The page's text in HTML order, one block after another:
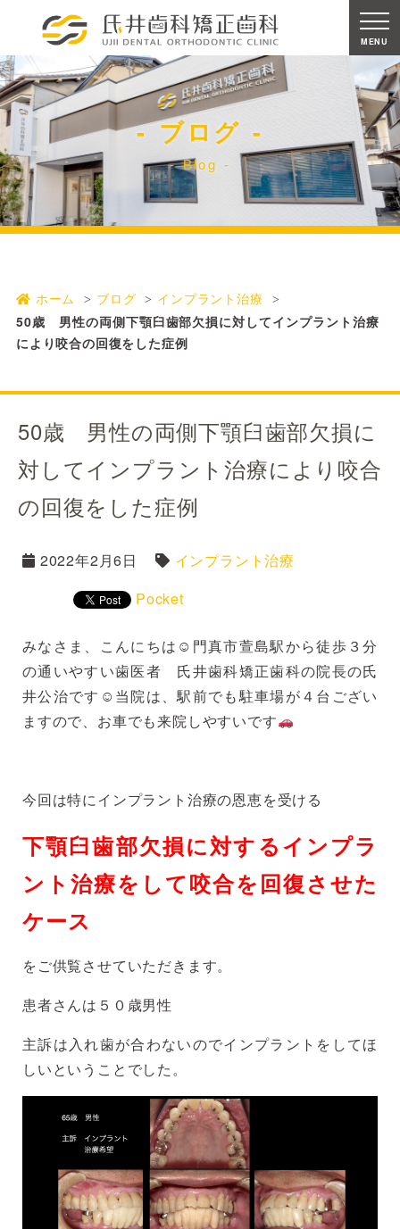
MENU
ブログ
Blog
ホーム ブログ
インプラント治療
50歳 男性の両側下顎臼歯部欠損に対してインプラント治療
により咬合の回復をした症例
50歳 男性の両側下顎臼歯部欠損に
対してインプラント治療により咬合
の回復をした症例
2022年2月6日
インプラント治療
Pocket
みなさま、こんにちは☺門真市萱島駅から徒歩３分
の通いやすい歯医者 氏井歯科矯正歯科の院長の氏
井公治です☺当院は、駅前でも駐車場が４台ござい
ますので、お車でも来院しやすいです
今回は特にインプラント治療の恩恵を受ける
下顎臼歯部欠損に対するインプラ
ント治療をして咬合を回復させた
ケース
をご供覧させていただきます。
患者さんは５０歳男性
主訴は入れ歯が合わないのでインプラントをしてほ
しいということでした。